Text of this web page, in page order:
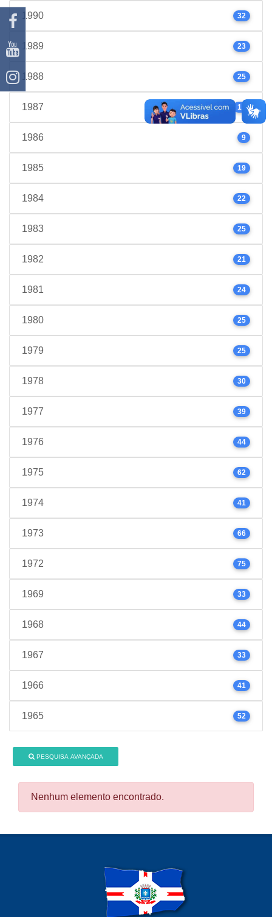
1990 32
1989 23
1988 25
1987 17
1986 9
1985 19
1984 22
1983 25
1982 21
1981 24
1980 25
1979 25
1978 30
1977 39
1976 44
1975 62
1974 41
1973 66
1972 75
1969 33
1968 44
1967 33
1966 41
1965 52
PESQUISA AVANÇADA
Nenhum elemento encontrado.